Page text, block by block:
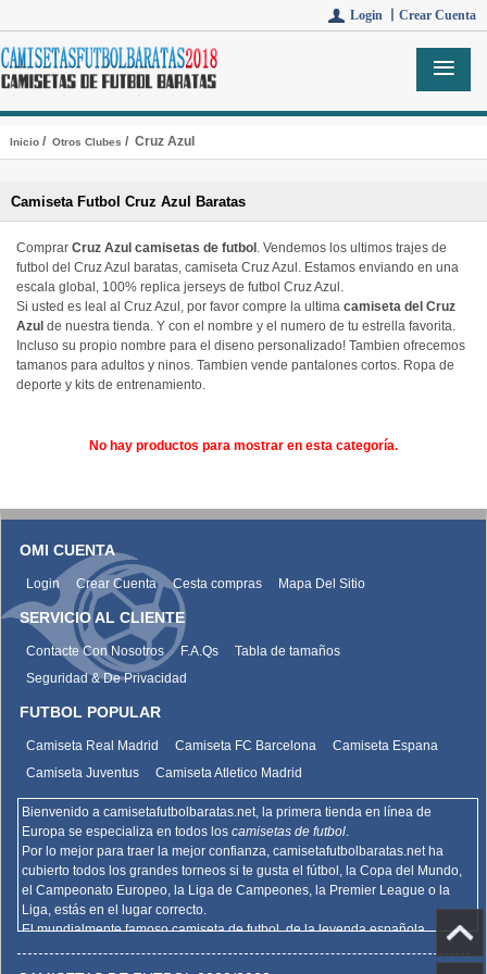
Login 丨 Crear Cuenta
Inicio/ Otros Clubes / Cruz Azul
Camiseta Futbol Cruz Azul Baratas
Comprar Cruz Azul camisetas de futbol . Vendemos los ultimos trajes de
futbol del Cruz Azul baratas, camiseta Cruz Azul. Estamos enviando en una
escala global, 100% replica jerseys de futbol Cruz Azul.
Si usted es leal al Cruz Azul, por favor compre la ultima camiseta del Cruz
Azul de nuestra tienda. Y con el nombre y el numero de tu estrella favorita.
Incluso su propio nombre para el diseno personalizado! Tambien ofrecemos
tamanos para adultos y ninos. Tambien vende pantalones cortos. Ropa de
deporte y kits de entrenamiento.
No hay productos para mostrar en esta categoría.
OMI CUENTA
Login Crear Cuenta Cesta compras Mapa Del Sitio
SERVICIO AL CLIENTE
Contacte Con Nosotros F.A.Qs
Tabla de tamaños
Seguridad & De Privacidad
FUTBOL POPULAR
Camiseta Real Madrid Camiseta FC Barcelona
Camiseta Espana
Camiseta Juventus
Camiseta Atletico Madrid
Bienvenido a camisetafutbolbaratas.net, la primera tienda en línea de
Europa se especializa en todos los camisetas de futbol.
Por lo mejor para traer la mejor confianza, camisetafutbolbaratas.netha
cubierto todos los grandes torneos si te gusta el fútbol, la Copa del Mundo,
el Campeonato Europeo, la Liga de Campeones, la Premier League o la
Liga, estás en el lugar correcto.
El mundialmente famoso camiseta de futbol, de la leyenda española